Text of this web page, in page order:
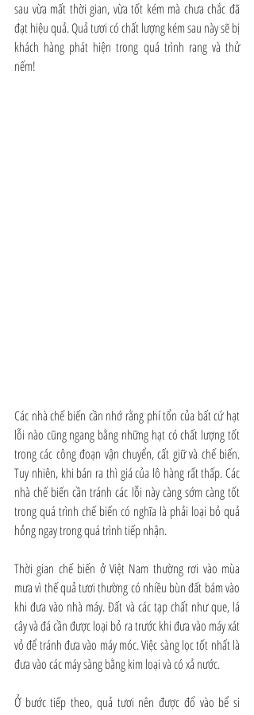
sau vừa mất thời gian, vừa tốt kém mà chưa chắc đã
đạt hiệu quả. Quả tươi có chất lượng kém sau này sẽ bị
khách hàng phát hiện trong quá trình rang và thử
nếm!
Các nhà chế biến cần nhớ rằng phí tổn của bất cứ hạt
lỗi nào cũng ngang bằng những hạt có chất lượng tốt
trong các công đoạn vận chuyển, cất giữ và chế biến.
Tuy nhiên, khi bán ra thì giá của lô hàng rất thấp. Các
nhà chế biến cần tránh các lỗi này càng sớm càng tốt
trong quá trình chế biến có nghĩa là phải loại bỏ quả
hỏng ngay trong quá trình tiếp nhận.
Thời gian chế biến ở Việt Nam thường rơi vào mùa
mưa vì thế quả tươi thường có nhiều bùn đất bám vào
khi đưa vào nhà máy. Đất và các tạp chất như que, lá
cây và đá cần được loại bỏ ra trước khi đưa vào máy xát
vỏ để tránh đưa vào máy móc. Việc sàng lọc tốt nhất là
đưa vào các máy sàng bằng kim loại và có xả nước.
Ở bước tiếp theo, quả tươi nên được đổ vào bể si